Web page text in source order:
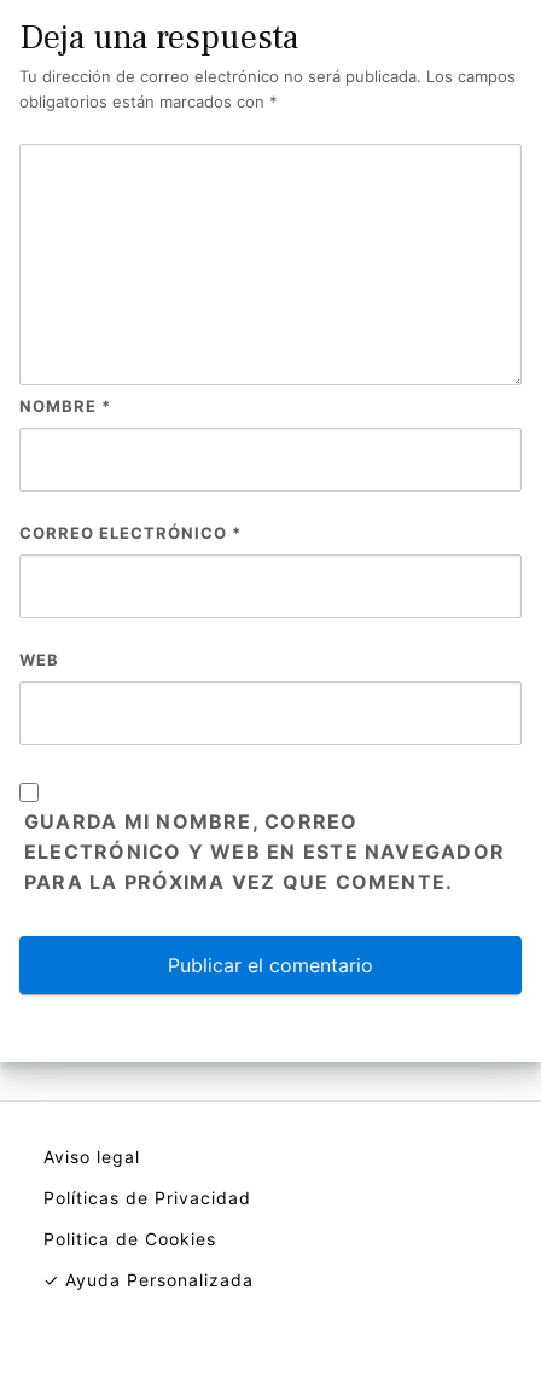
Deja una respuesta
Tu dirección de correo electrónico no será publicada. Los campos
obligatorios están marcados con *
NOMBRE *
CORREO ELECTRÓNICO *
WEB
GUARDA MI NOMBRE, CORREO
ELECTRÓNICO Y WEB EN ESTE NAVEGADOR
PARA LA PRÓXIMA VEZ QUE COMENTE.
Aviso legal
Políticas de Privacidad
Politica de Cookies
✓ Ayuda Personalizada